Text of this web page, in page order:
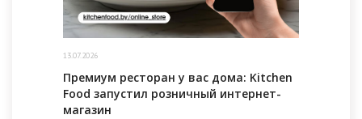
13.07.2026
Премиум ресторан у вас дома: Kitchen
Food запустил розничный интернет-
магазин